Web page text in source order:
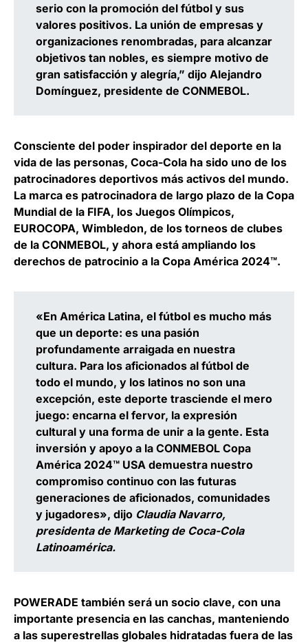
serio con la promoción del fútbol y sus
valores positivos. La unión de empresas y
organizaciones renombradas, para alcanzar
objetivos tan nobles, es siempre motivo de
gran satisfacción y alegría,” dijo Alejandro
Domínguez, presidente de CONMEBOL.
Consciente del poder inspirador del deporte en la
vida de las personas, Coca-Cola ha sido uno de los
patrocinadores deportivos más activos del mundo.
La marca es patrocinadora de largo plazo de la Copa
Mundial de la FIFA, los Juegos Olímpicos,
EUROCOPA, Wimbledon, de los torneos de clubes
de la CONMEBOL, y ahora está ampliando los
derechos de patrocinio a la Copa América 2024™️.
«En América Latina, el fútbol es mucho más
que un deporte: es una pasión
profundamente arraigada en nuestra
cultura. Para los aficionados al fútbol de
todo el mundo, y los latinos no son una
excepción, este deporte trasciende el mero
juego: encarna el fervor, la expresión
cultural y una forma de unir a la gente. Esta
inversión y apoyo a la CONMEBOL Copa
América 2024™️ USA demuestra nuestro
compromiso continuo con las futuras
generaciones de aficionados, comunidades
y jugadores», dijo Claudia Navarro,
presidenta de Marketing de Coca-Cola
Latinoamérica.
POWERADE también será un socio clave, con una
importante presencia en las canchas, manteniendo
a las superestrellas globales hidratadas fuera de las